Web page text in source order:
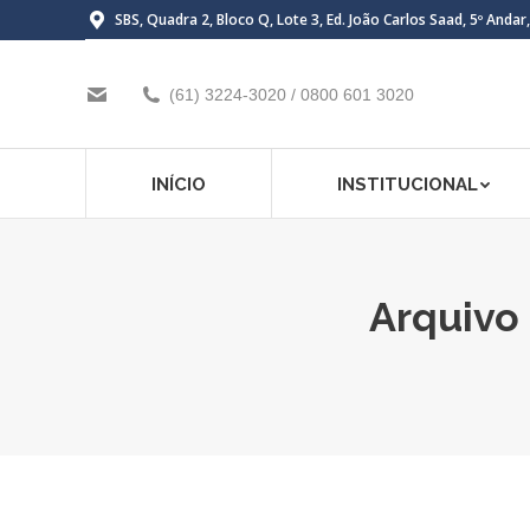
SBS, Quadra 2, Bloco Q, Lote 3, Ed. João Carlos Saad, 5º
(61) 3224-3020 / 0800 601 3020
INÍCIO INSTITUCIONAL